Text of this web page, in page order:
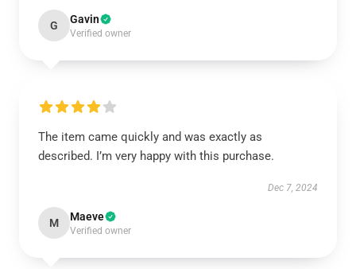
G Gavin
Verified owner
The item came quickly and was exactly as
described. I’m very happy with this purchase.
Dec 7, 2024
M Maeve
Verified owner